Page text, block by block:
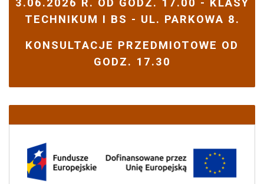
3.06.2026 R. OD GODZ. 17.00 - KLASY
TECHNIKUM I BS - UL. PARKOWA 8.
KONSULTACJE PRZEDMIOTOWE OD
GODZ. 17.30